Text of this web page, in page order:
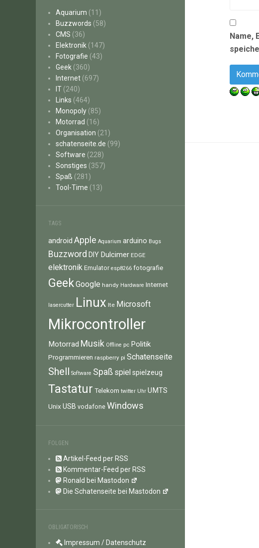
Aquarium (11)
Buzzwords (58)
CMS (36)
Elektronik (147)
Fotografie (43)
Geek (360)
Internet (697)
IT (240)
Links (464)
Monopoly (85)
Motorrad (16)
Organisation (21)
schatenseite.de (99)
Software (228)
Sonstiges (357)
Spaß (281)
Tool-Time (13)
TAGS
android Apple Aquarium arduino Bugs
Buzzword DIY Dulcimer EDGE
elektronik Emulator esp8266 fotografie
GeekGoogle handy Hardware Internet
lasercutter Linux lte Microsoft
Mikrocontroller
Motorrad Musik Offline pc Politik
Programmieren raspberry pi Schatenseite
Shell Software Spaß spiel spielzeug
Tastatur Telekom twitter Uhr UMTS
Unix USB vodafone Windows
FOLGEN
Artikel-Feed per RSS
Kommentar-Feed per RSS
Ronald bei Mastodon
Die Schatenseite bei Mastodon
OBLIGATORISCH
Impressum / Datenschutz
Name,